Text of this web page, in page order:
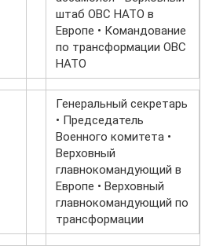
штаб ОВС НАТО в
Европе • Командование
по трансформации ОВС
НАТО
Генеральный секретарь
• Председатель
Военного комитета •
Верховный
главнокомандующий в
Европе • Верховный
главнокомандующий по
трансформации